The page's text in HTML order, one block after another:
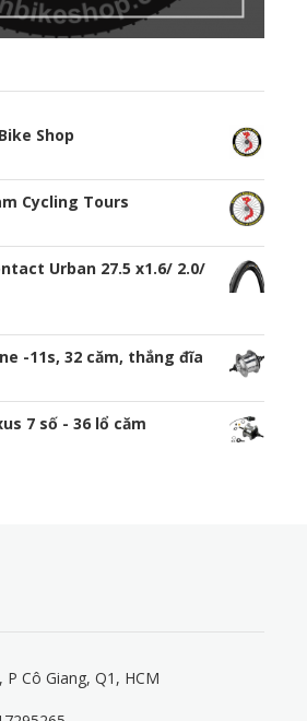
Shop
Cycling Tours
Urban 27.5 x1.6/ 2.0/
-11s, 32 căm, thắng đĩa
7 số - 36 lổ căm
P Cô Giang, Q1, HCM